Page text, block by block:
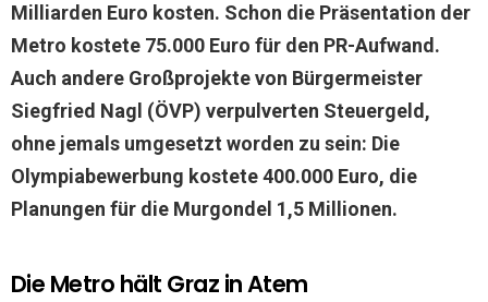
Milliarden Euro kosten. Schon die Präsentation der
Metro kostete 75.000 Euro für den PR-Aufwand.
Auch andere Großprojekte von Bürgermeister
Siegfried Nagl (ÖVP) verpulverten Steuergeld,
ohne jemals umgesetzt worden zu sein: Die
Olympiabewerbung kostete 400.000 Euro, die
Planungen für die Murgondel 1,5 Millionen.
Die Metro hält Graz in Atem